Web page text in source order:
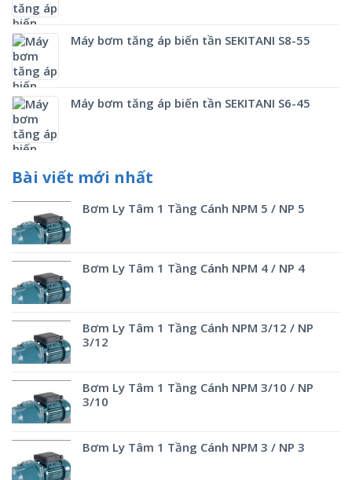
Máy bơm tăng áp biến tần SEKITANI S8-55
Máy bơm tăng áp biến tần SEKITANI S6-45
Bài viết mới nhất
Bơm Ly Tâm 1 Tầng Cánh NPM 5 / NP 5
Bơm Ly Tâm 1 Tầng Cánh NPM 4 / NP 4
Bơm Ly Tâm 1 Tầng Cánh NPM 3/12 / NP
3/12
Bơm Ly Tâm 1 Tầng Cánh NPM 3/10 / NP
3/10
Bơm Ly Tâm 1 Tầng Cánh NPM 3 / NP 3